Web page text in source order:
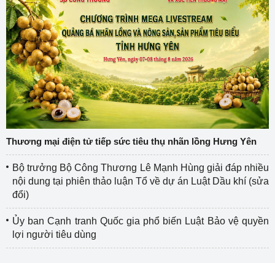
Thương mại điện tử tiếp sức tiêu thụ nhãn lồng Hưng Yên
Bộ trưởng Bộ Công Thương Lê Mạnh Hùng giải đáp nhiều
nội dung tại phiên thảo luận Tổ về dự án Luật Dầu khí (sửa
đổi)
Ủy ban Cạnh tranh Quốc gia phổ biến Luật Bảo vệ quyền
lợi người tiêu dùng